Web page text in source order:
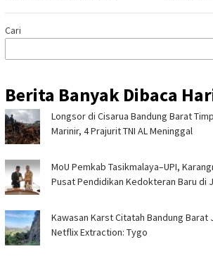
Cari
Berita Banyak Dibaca
Longsor di Cisarua Bandung Barat
Marinir, 4 Prajurit TNI AL Meninggal
MoU Pemkab Tasikmalaya–UPI,
Pusat Pendidikan Kedokteran Baru di
Kawasan Karst Citatah Bandung Barat
Netflix Extraction: Tygo